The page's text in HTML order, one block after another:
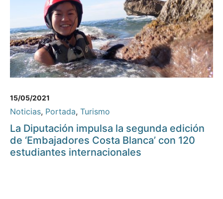
15/05/2021
Noticias, Portada, Turismo
La Diputación impulsa la segunda edición
de ‘Embajadores Costa Blanca’ con 120
estudiantes internacionales